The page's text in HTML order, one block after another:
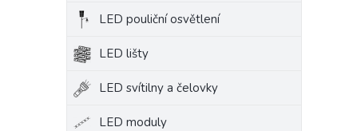
LED pouliční osvětlení
LED lišty
LED svítilny a čelovky
LED moduly